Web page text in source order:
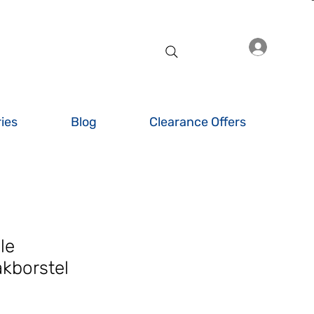
Blog Clearance Offers